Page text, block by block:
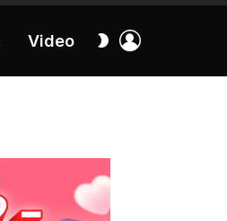
Video
สลับ